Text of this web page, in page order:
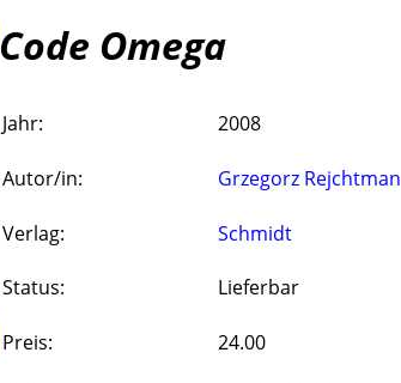
Code Omega
Jahr: 2008
Autor/in: Grzegorz Rejchtman
Verlag: Schmidt
Status: Lieferbar
Preis: 24.00